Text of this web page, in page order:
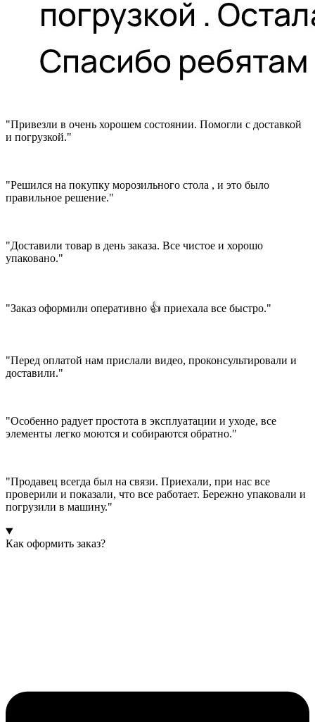
"Привезли в очень хорошем состоянии. Помогли с доставкой
и погрузкой."
"Решился на покупку морозильного стола , и это было
правильное решение."
"Доставили товар в день заказа. Все чистое и хорошо
упаковано."
"Заказ оформили оперативно 👍 приехала все быстро."
"Перед оплатой нам прислали видео, проконсультировали и
доставили."
"Особенно радует простота в эксплуатации и уходе, все
элементы легко моются и собираются обратно."
"Продавец всегда был на связи. Приехали, при нас все
проверили и показали, что все работает. Бережно упаковали и
погрузили в машину."
Как оформить заказ?